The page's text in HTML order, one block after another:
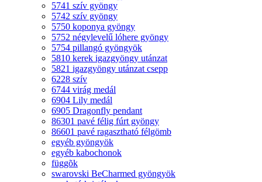
5741 szív gyöngy
5742 szív gyöngy
5750 koponya gyöngy
5752 négylevelű lóhere gyöngy
5754 pillangó gyöngyök
5810 kerek igazgyöngy utánzat
5821 igazgyöngy utánzat csepp
6228 szív
6744 virág medál
6904 Lily medál
6905 Dragonfly pendant
86301 pavé félig fúrt gyöngy
86601 pavé ragasztható félgömb
egyéb gyöngyök
egyéb kabochonok
függõk
swarovski BeCharmed gyöngyök